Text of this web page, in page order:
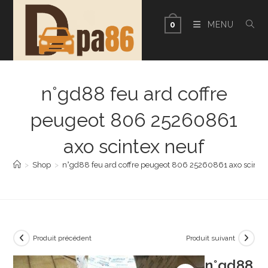
0 MENU
n°gd88 feu ard coffre
peugeot 806 25260861
axo scintex neuf
> Shop > n°gd88 feu ard coffre peugeot 806 25260861 axo
Produit précédent Produit suivant